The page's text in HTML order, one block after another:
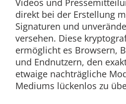
direkt bei der Erstellung
Signaturen und
versehen. Diese
ermöglicht es Browsern,
und Endnutzern, den
etwaige nachträgliche
Mediums lückenlos zu